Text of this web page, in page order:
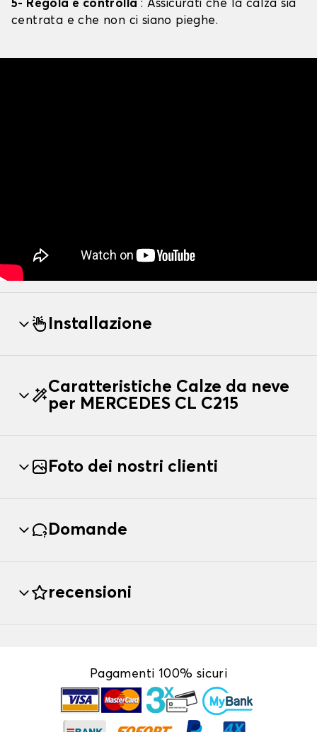
5- Regola e controlla : Assicurati che la calza sia
centrata e che non ci siano pieghe.
Installazione
Caratteristiche Calze da neve
per MERCEDES CL C215
Foto dei nostri clienti
Domande
recensioni
Pagamenti 100% sicuri